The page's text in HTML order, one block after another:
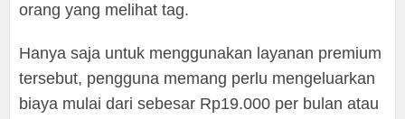
orang yang melihat tag.
Hanya saja untuk menggunakan layanan premium
tersebut, pengguna memang perlu mengeluarkan
biaya mulai dari sebesar Rp19.000 per bulan atau